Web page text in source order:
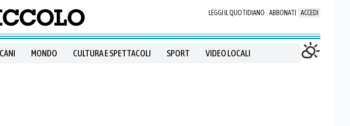
LEGGI IL QUOTIDIANO ABBONATI ACCEDI
MONDO CULTURA E SPETTACOLI SPORT VIDEO LOCALI